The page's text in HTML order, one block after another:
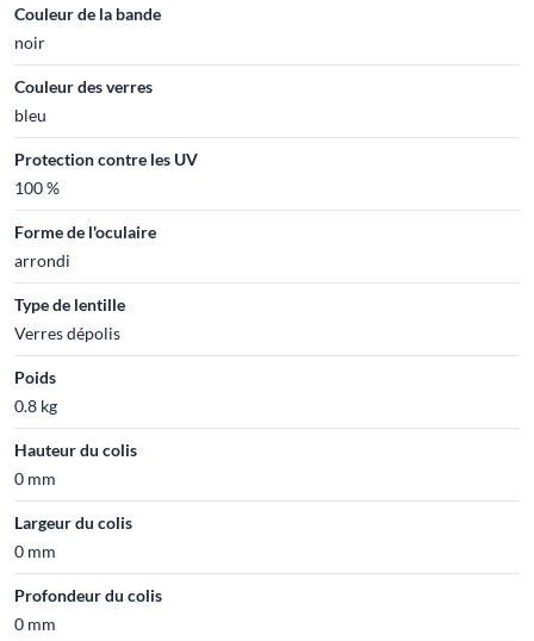
Couleur de la bande
noir
Couleur des verres
bleu
Protection contre les UV
100 %
Forme de l'oculaire
arrondi
Type de lentille
Verres dépolis
Poids
0.8 kg
Hauteur du colis
0 mm
Largeur du colis
0 mm
Profondeur du colis
0 mm